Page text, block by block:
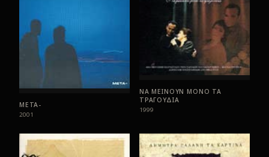
ΜΕΤΑ-
2001
ΝΑ ΜΕΙΝΟΥΝ ΜΟΝΟ ΤΑ
ΤΡΑΓΟΥΔΙΑ
1999